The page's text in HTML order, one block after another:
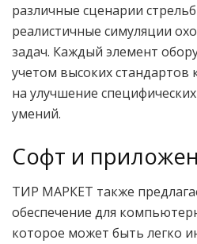
различные сценарии
реалистичные симуляции
задач. Каждый элемент
учетом высоких стандартов
на улучшение
умений.
Софт и
ТИР МАРКЕТ также
обеспечение для
которое может быть легко